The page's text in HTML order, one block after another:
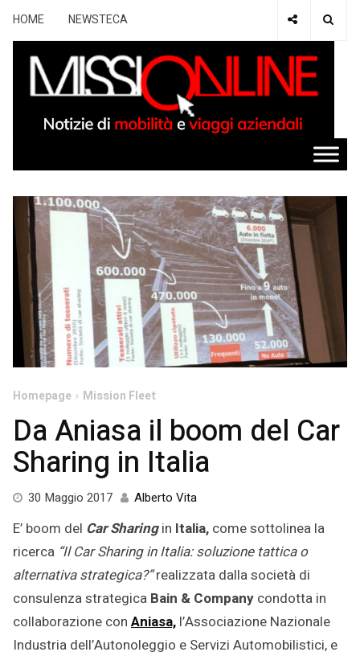
HOME NEWSTECA
Homepage Mission Fleet
Da Aniasa il boom del Car
Sharing in Italia
30 Maggio 201730
2017
Alberto Vita
E’ boom del Car Sharingin Italia, come sottolinea la
ricerca “Il Car Sharing in Italia: soluzione tattica o
alternativa strategica?”realizzata dalla società di
consulenza strategica Bain & Company condotta in
collaborazione con Aniasa, l’Associazione Nazionale
Industria dell’Autonoleggio e Servizi Automobilistici, e